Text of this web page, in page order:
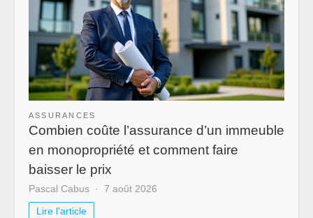
ASSURANCES
Combien coûte l’assurance d’un immeuble
en monopropriété et comment faire
baisser le prix
Pascal Cabus 7 août 2026
Lire l'article